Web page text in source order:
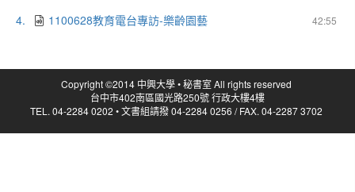
4.
42:55
1100628教育電台專訪-樂齡園藝
Copyright ©2014 中興大學 • 秘書室 All rights reserved
台中市402南區國光路250號 行政大樓4樓
TEL. 04-2284 0202 • 文書組請撥 04-2284 0256 / FAX. 04-2287 3702